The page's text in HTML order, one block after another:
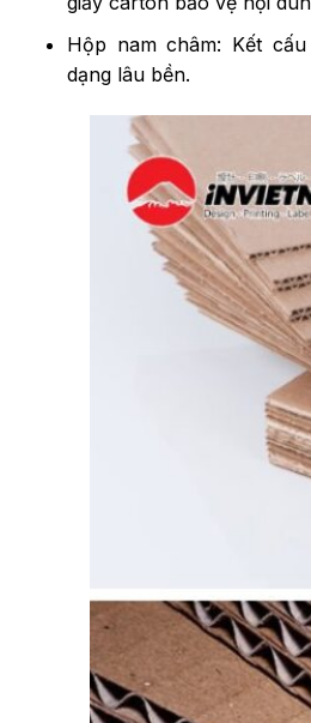
Hộp nam châm: Kết
dạng lâu bền.